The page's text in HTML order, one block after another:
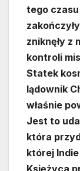
tego czasu
zniknęły z
kontroli
Statek
lądownik
właśnie
Jest to
która
której
Księżyca